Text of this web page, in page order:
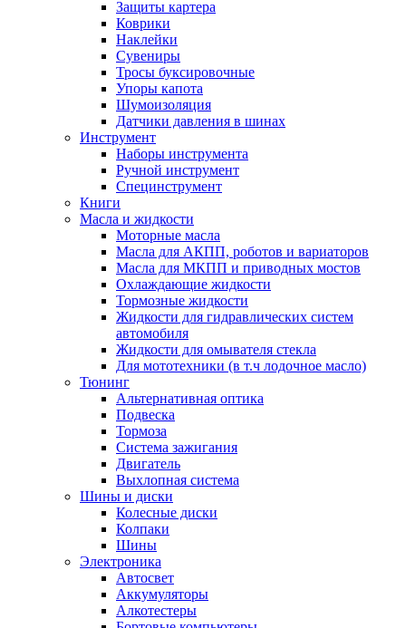
Защиты картера
Коврики
Наклейки
Сувениры
Тросы буксировочные
Упоры капота
Шумоизоляция
Датчики давления в шинах
Инструмент
Наборы инструмента
Ручной инструмент
Специнструмент
Книги
Масла и жидкости
Моторные масла
Масла для АКПП, роботов и вариаторов
Масла для МКПП и приводных мостов
Охлаждающие жидкости
Тормозные жидкости
Жидкости для гидравлических систем
автомобиля
Жидкости для омывателя стекла
Для мототехники (в т.ч лодочное масло)
Тюнинг
Альтернативная оптика
Подвеска
Тормоза
Система зажигания
Двигатель
Выхлопная система
Шины и диски
Колесные диски
Колпаки
Шины
Электроника
Автосвет
Аккумуляторы
Алкотестеры